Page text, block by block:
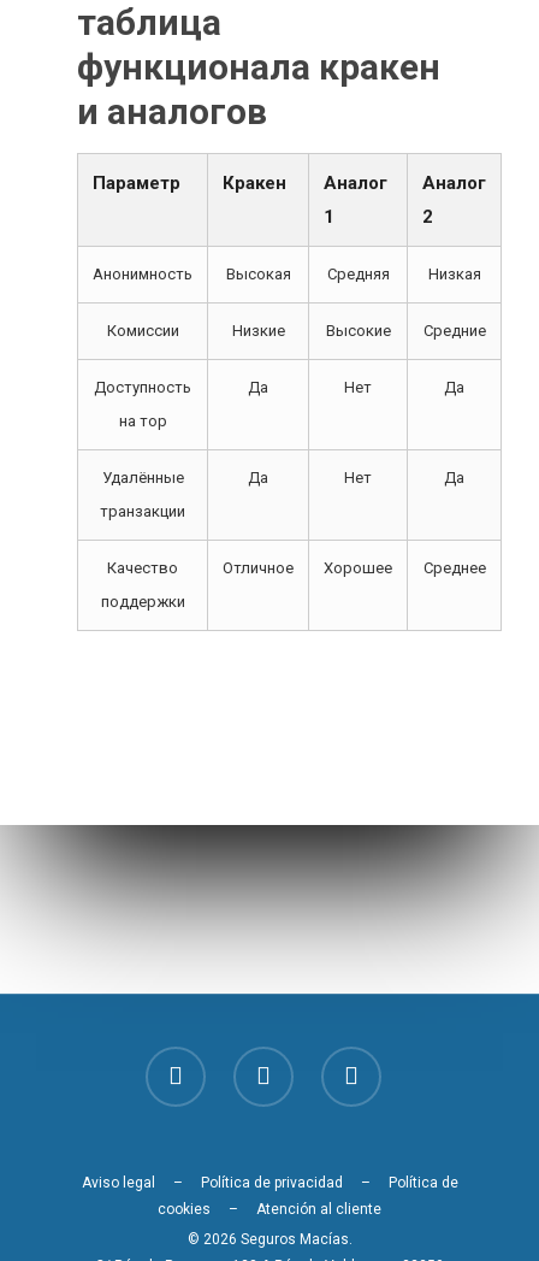
таблица
функционала кракен
и аналогов
Параметр Кракен
Аналог
1
Аналог
2
Анонимность Высокая Средняя Низкая
Комиссии Низкие Высокие Средние
Доступность
на тор
Да Нет Да
Удалённые
транзакции
Да Нет Да
Качество
поддержки
Отличное Хорошее Среднее
Aviso legal – Política de privacidad –
Política de
cookies – Atención al cliente
© 2026 Seguros Macías.